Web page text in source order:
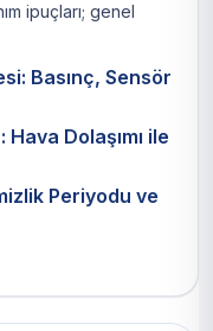
ipuçları; genel
Basınç, Sensör
Dolaşımı ile
Periyodu ve